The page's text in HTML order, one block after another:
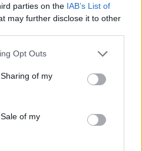
parties on the IAB’s List of
may further disclose it to other
Opt Outs
of my
of my